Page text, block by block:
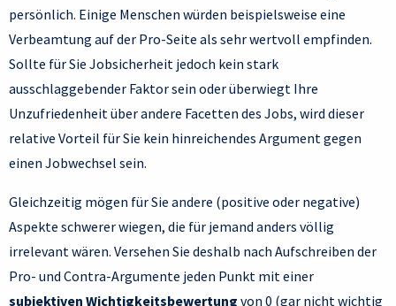
persönlich. Einige Menschen würden beispielsweise eine
Verbeamtung auf der Pro-Seite als sehr wertvoll empfinden.
Sollte für Sie Jobsicherheit jedoch kein stark
ausschlaggebender Faktor sein oder überwiegt Ihre
Unzufriedenheit über andere Facetten des Jobs, wird dieser
relative Vorteil für Sie kein hinreichendes Argument gegen
einen Jobwechsel sein.
Gleichzeitig mögen für Sie andere (positive oder negative)
Aspekte schwerer wiegen, die für jemand anders völlig
irrelevant wären. Versehen Sie deshalb nach Aufschreiben der
Pro- und Contra-Argumente jeden Punkt mit einer
subjektiven Wichtigkeitsbewertung von 0 (gar nicht wichtig